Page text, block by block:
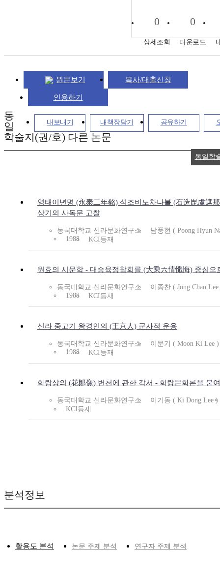
0
상세조회
0
다운로드
원문보기 복사/대출신청
인용하기
내보내기 내책장담기 공유하기
동
일
학술지(권/호) 다른 논문
영태이년명 (永泰二年銘) 석조비노차나불 (石造毘盧遮
상기의 사독문 고찰
동국대학교 신라문화연구소
남풍현 ( Poong Hyun
1988
KCI등재
원효의 시문학 - 대승육정참회를 (大乘六情懺悔) 중심으
동국대학교 신라문화연구소
이종찬 ( Jong Chan
1988
KCI등재
신라 중고기 왕경인의 (王京人) 군사적 운용
동국대학교 신라문화연구소
이문기 ( Moon Ki Lee )
1988
KCI등재
화랑상의 (花郞像) 변천에 관한 각서 - 화랑문화론을 붙
동국대학교 신라문화연구소
이기동 ( Ki Dong Lee )
KCI등재
동일학
분석정보
활용도 분석 논문 주제 분석 연구자 주제 분석